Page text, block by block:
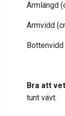
Ärmlängd
Ärmvidd
Bra att
tunt vävt.